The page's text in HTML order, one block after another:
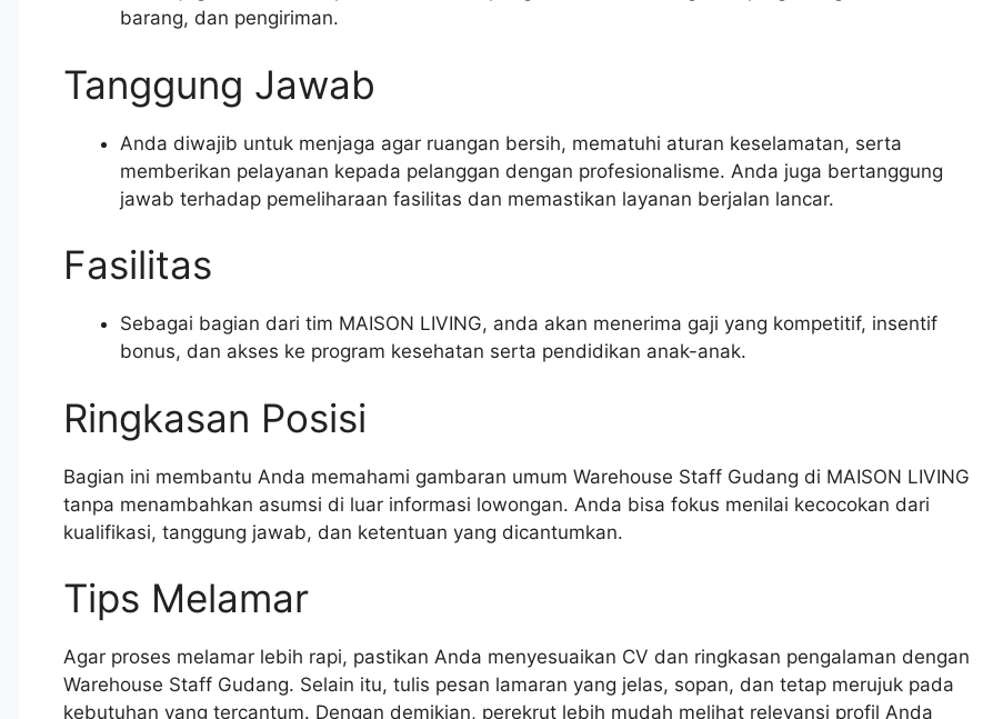
barang, dan pengiriman.
Tanggung Jawab
Anda diwajib untuk menjaga agar ruangan bersih, mematuhi aturan keselamatan, serta
memberikan pelayanan kepada pelanggan dengan profesionalisme. Anda juga bertanggung
jawab terhadap pemeliharaan fasilitas dan memastikan layanan berjalan lancar.
Fasilitas
Sebagai bagian dari tim MAISON LIVING, anda akan menerima gaji yang kompetitif, insentif
bonus, dan akses ke program kesehatan serta pendidikan anak-anak.
Ringkasan Posisi
Bagian ini membantu Anda memahami gambaran umum Warehouse Staff Gudang di MAISON LIVING
tanpa menambahkan asumsi di luar informasi lowongan. Anda bisa fokus menilai kecocokan dari
kualifikasi, tanggung jawab, dan ketentuan yang dicantumkan.
Tips Melamar
Agar proses melamar lebih rapi, pastikan Anda menyesuaikan CV dan ringkasan pengalaman dengan
Warehouse Staff Gudang. Selain itu, tulis pesan lamaran yang jelas, sopan, dan tetap merujuk pada
kebutuhan yang tercantum. Dengan demikian, perekrut lebih mudah melihat relevansi profil Anda